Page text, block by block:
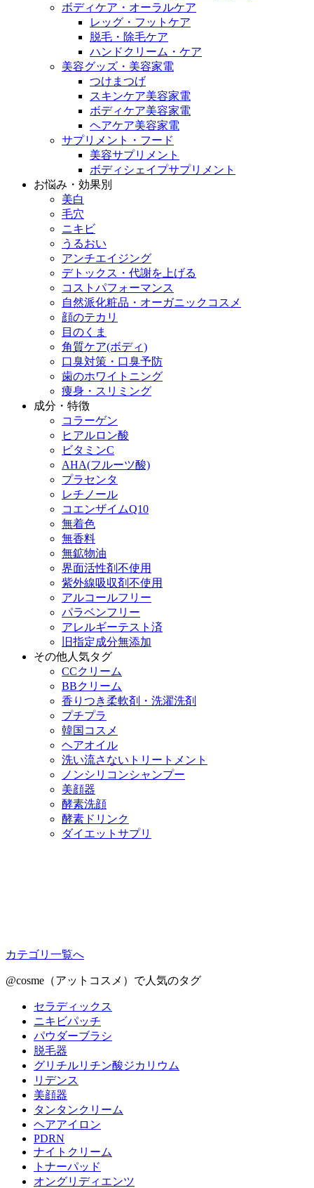
ボディケア・オーラルケア
レッグ・フットケア
脱毛・除毛ケア
ハンドクリーム・ケア
美容グッズ・美容家電
つけまつげ
スキンケア美容家電
ボディケア美容家電
ヘアケア美容家電
サプリメント・フード
美容サプリメント
ボディシェイプサプリメント
お悩み・効果別
美白
毛穴
ニキビ
うるおい
アンチエイジング
デトックス・代謝を上げる
コストパフォーマンス
自然派化粧品・オーガニックコスメ
顔のテカリ
目のくま
角質ケア(ボディ)
口臭対策・口臭予防
歯のホワイトニング
痩身・スリミング
成分・特徴
コラーゲン
ヒアルロン酸
ビタミンC
AHA(フルーツ酸)
プラセンタ
レチノール
コエンザイムQ10
無着色
無香料
無鉱物油
界面活性剤不使用
紫外線吸収剤不使用
アルコールフリー
パラベンフリー
アレルギーテスト済
旧指定成分無添加
その他人気タグ
CCクリーム
BBクリーム
香りつき柔軟剤・洗濯洗剤
プチプラ
韓国コスメ
ヘアオイル
洗い流さないトリートメント
ノンシリコンシャンプー
美顔器
酵素洗顔
酵素ドリンク
ダイエットサプリ
カテゴリ一覧へ
@cosme（アットコスメ）で人気のタグ
セラディックス
ニキビパッチ
パウダーブラシ
脱毛器
グリチルリチン酸ジカリウム
リデンス
美顔器
タンタンクリーム
ヘアアイロン
PDRN
ナイトクリーム
トナーパッド
オングリディエンツ